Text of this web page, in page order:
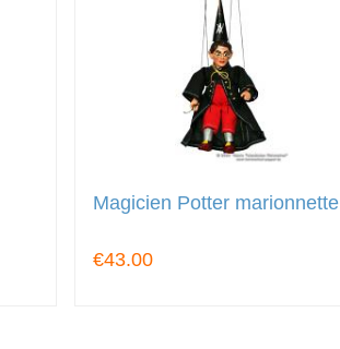
Magicien Potter marionnette
€43.00